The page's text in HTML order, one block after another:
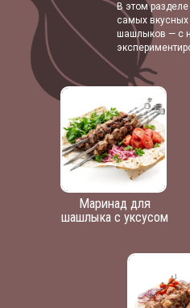
В этом
самых
шашлыков — c
Маринад для
шашлыка с уксусом